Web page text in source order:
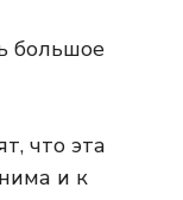
большое
что эта
и к